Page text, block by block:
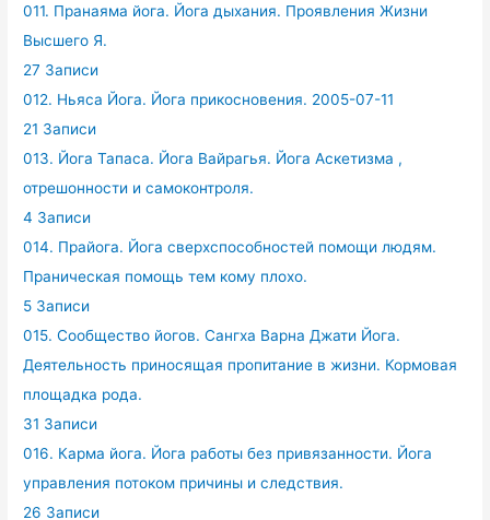
011. Пранаяма йога. Йога дыхания. Проявления Жизни
Высшего Я.
27 Записи
012. Ньяса Йога. Йога прикосновения. 2005-07-11
21 Записи
013. Йога Тапаса. Йога Вайрагья. Йога Аскетизма ,
отрешонности и самоконтроля.
4 Записи
014. Прайога. Йога сверхспособностей помощи людям.
Праническая помощь тем кому плохо.
5 Записи
015. Сообщество йогов. Сангха Варна Джати Йога.
Деятельность приносящая пропитание в жизни. Кормовая
площадка рода.
31 Записи
016. Карма йога. Йога работы без привязанности. Йога
управления потоком причины и следствия.
26 Записи